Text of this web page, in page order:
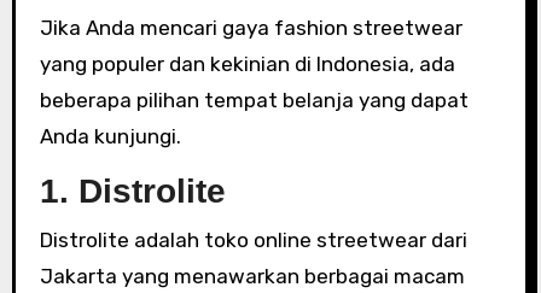
Jika Anda mencari gaya fashion streetwear
yang populer dan kekinian di Indonesia, ada
beberapa pilihan tempat belanja yang dapat
Anda kunjungi.
1. Distrolite
Distrolite adalah toko online streetwear dari
Jakarta yang menawarkan berbagai macam